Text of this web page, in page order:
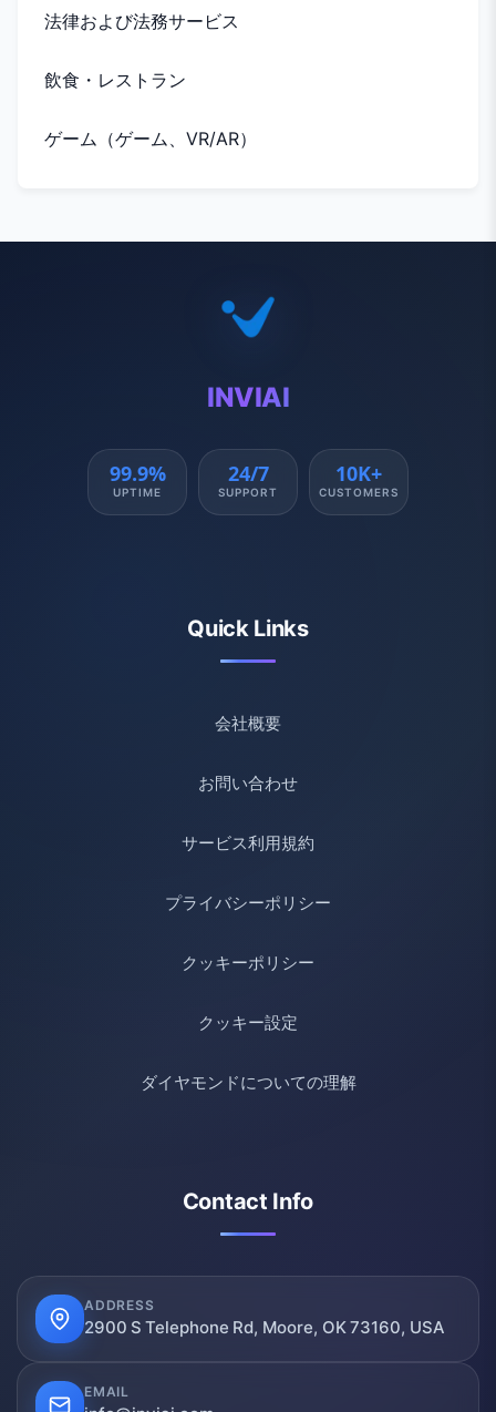
法律および法務サービス
飲食・レストラン
ゲーム（ゲーム、VR/AR）
INVIAI
99.9%
UPTIME
24/7
SUPPORT
10K+
CUSTOMERS
Quick Links
会社概要
お問い合わせ
サービス利用規約
プライバシーポリシー
クッキーポリシー
クッキー設定
ダイヤモンドについての理解
Contact Info
ADDRESS
2900 S Telephone Rd, Moore, OK 73160, USA
EMAIL